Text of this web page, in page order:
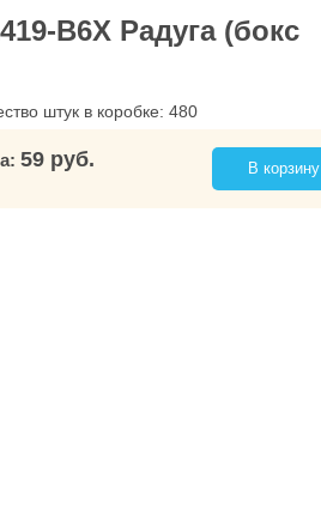
B6X Радуга (бокс
штук в коробке: 480
59 руб. В корзину